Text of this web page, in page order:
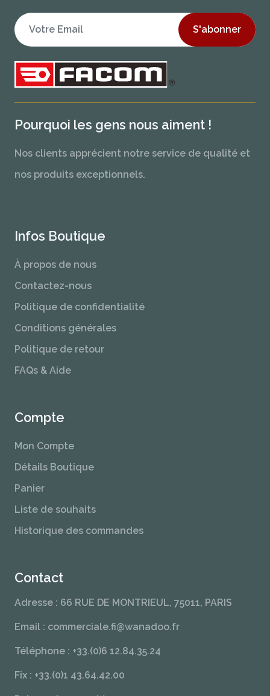
S'abonner
Pourquoi les gens nous aiment !
Nos clients apprécient notre service de qualité et
nos produits exceptionnels.
Infos Boutique
À propos de nous
Contactez-nous
Politique de confidentialité
Conditions générales
Politique de retour
FAQs & Aide
Compte
Mon Compte
Détails Boutique
Panier
Liste de souhaits
Historique des commandes
Contact
Adresse : 66 RUE DE MONTRIEUL, 75011, PARIS
Email : commerciale.fi@wanadoo.fr
Téléphone : +33.(0)6 12.84.35.24
Fix : +33.(0)1 43.64.42.00